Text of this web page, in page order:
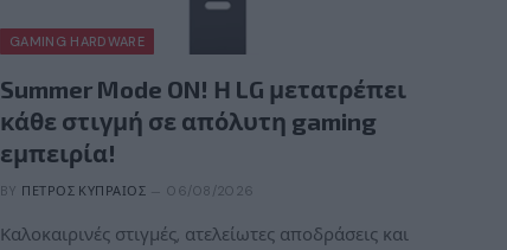
GAMING HARDWARE
Summer Mode ON! Η LG μετατρέπει
κάθε στιγμή σε απόλυτη gaming
εμπειρία!
BY ΠΈΤΡΟΣ ΚΥΠΡΑΊΟΣ 06/08/2026
Καλοκαιρινές στιγμές, ατελείωτες αποδράσεις και